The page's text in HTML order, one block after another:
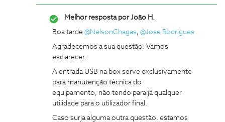
Melhor resposta porJoão H.
Boa tarde @NelsonChagas, @Jose Rodrigues
Agradecemos a sua questão. Vamos
esclarecer.
A entrada USB na box serve exclusivamente
para manutenção técnica do
equipamento, não tendo para já qualquer
utilidade para o utilizador final.
Caso surja alguma outra questão, estamos